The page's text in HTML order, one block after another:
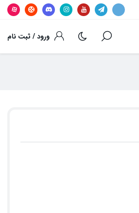
ورود / ثبت نام